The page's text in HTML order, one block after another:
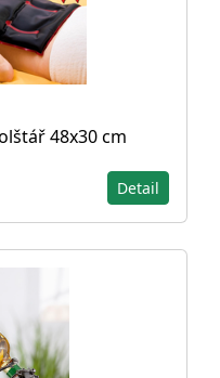
48x30 cm
Detail